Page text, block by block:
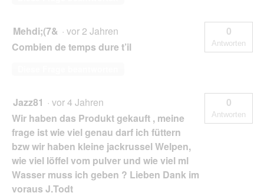
Mehdi;(7& · vor 2 Jahren
Combien de temps dure t’il
0
Antworten
Jazz81 · vor 4 Jahren
Wir haben das Produkt gekauft , meine
frage ist wie viel genau darf ich füttern
bzw wir haben kleine jackrussel Welpen,
wie viel löffel vom pulver und wie viel ml
Wasser muss ich geben ? Lieben Dank im
voraus J.Todt
0
Antworten